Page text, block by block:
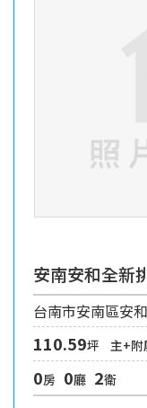
安南安和全新
台南市安南區安
110.59坪 主+附
0房 0廳 2衛